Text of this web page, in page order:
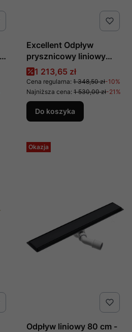
Excellent Odpływ
prysznicowy liniowy
80cm złoty z rusztem
dekoracyjnym Stilio Gold
INEX.1515.800.R.GL
Cena promocyjna
1 213,65 zł
Cena regularna: 1 348,50 zł-10%
Najniższa cena: 1 530,00 zł-21%
Do koszyka
Okazja
Odpływ liniowy 80 cm -